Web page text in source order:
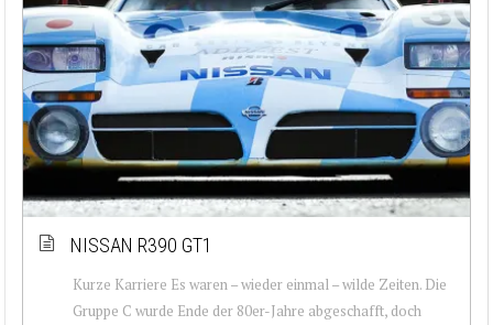
NISSAN R390 GT1
Kurze Karriere Es waren – wieder einmal – wilde Zeiten. Die
Gruppe C wurde Ende der 80er-Jahre abgeschafft, doch